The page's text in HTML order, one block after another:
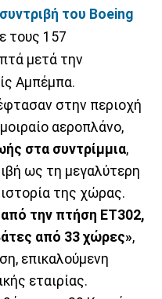
του Boeing
τους 157
μετά την
Αμπέμπα.
στην περιοχή
αεροπλάνο,
στα συντρίμμια,
ως τη μεγαλύτερη
της χώρας.
την πτήση ΕΤ302,
από 33 χώρες»,
επικαλούμενη
εταιρίας.